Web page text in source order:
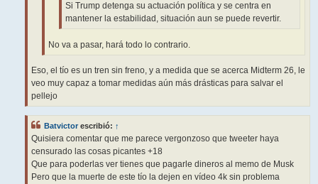
Si Trump detenga su actuación política y se centra en
mantener la estabilidad, situación aun se puede revertir.
No va a pasar, hará todo lo contrario.
Eso, el tío es un tren sin freno, y a medida que se acerca Midterm 26, le
veo muy capaz a tomar medidas aún más drásticas para salvar el
pellejo
Batvictor escribió: ↑
Quisiera comentar que me parece vergonzoso que tweeter haya
censurado las cosas picantes +18
Que para poderlas ver tienes que pagarle dineros al memo de Musk
Pero que la muerte de este tío la dejen en vídeo 4k sin problema